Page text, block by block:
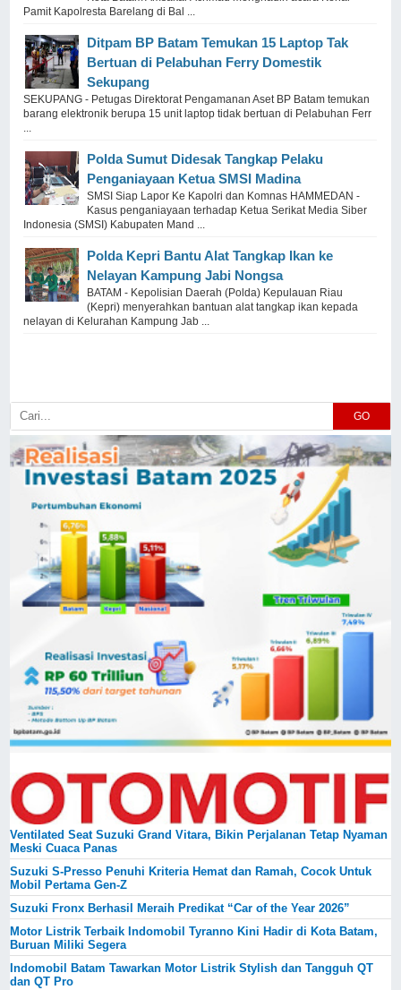
Pamit Kapolresta Barelang di Bal ...
Ditpam BP Batam Temukan 15 Laptop Tak
Bertuan di Pelabuhan Ferry Domestik
Sekupang
SEKUPANG - Petugas Direktorat Pengamanan Aset BP Batam temukan
barang elektronik berupa 15 unit laptop tidak bertuan di Pelabuhan Ferr
...
Polda Sumut Didesak Tangkap Pelaku
Penganiayaan Ketua SMSI Madina
SMSI Siap Lapor Ke Kapolri dan Komnas HAMMEDAN -
Kasus penganiayaan terhadap Ketua Serikat Media Siber
Indonesia (SMSI) Kabupaten Mand ...
Polda Kepri Bantu Alat Tangkap Ikan ke
Nelayan Kampung Jabi Nongsa
BATAM - Kepolisian Daerah (Polda) Kepulauan Riau
(Kepri) menyerahkan bantuan alat tangkap ikan kepada
nelayan di Kelurahan Kampung Jab ...
GO
Ventilated Seat Suzuki Grand Vitara, Bikin Perjalanan Tetap Nyaman
Meski Cuaca Panas
Suzuki S-Presso Penuhi Kriteria Hemat dan Ramah, Cocok Untuk
Mobil Pertama Gen-Z
Suzuki Fronx Berhasil Meraih Predikat “Car of the Year 2026”
Motor Listrik Terbaik Indomobil Tyranno Kini Hadir di Kota Batam,
Buruan Miliki Segera
Indomobil Batam Tawarkan Motor Listrik Stylish dan Tangguh QT
dan QT Pro